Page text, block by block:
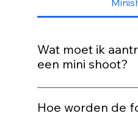
Wat moet ik
een mini shoot?
Draag iets waarin jij
kleuren en niet te
Hoe worden de